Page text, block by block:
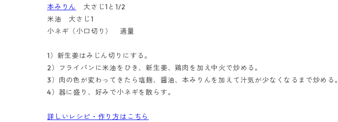
本みりん
大さじ1と1/2
米油 大さじ1
小ネギ（小口切り） 適量
1）新生姜はみじん切りにする。
2）フライパンに米油をひき、新生姜、鶏肉を加え中火で炒める。
3）肉の色が変わってきたら塩麹、醤油、本みりんを加えて汁気が少なくなるまで炒める。
4）器に盛り、好みで小ネギを散らす。
詳しいレシピ・作り方はこちら